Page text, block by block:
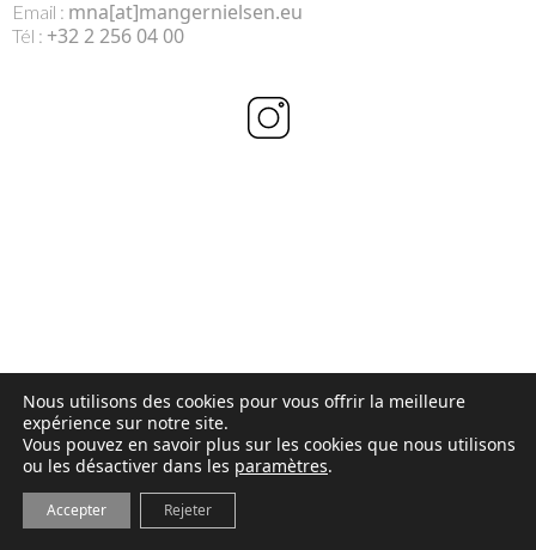
Email : mna[at]mangernielsen.eu
Tél : +32 2 256 04 00
Nous utilisons des cookies pour vous offrir la meilleure
expérience sur notre site.
Vous pouvez en savoir plus sur les cookies que nous utilisons
ou les désactiver dans les paramètres.
Accepter Rejeter